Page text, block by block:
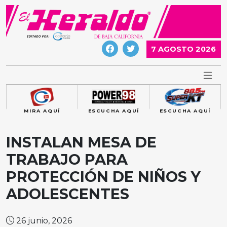
Skip
content
7 AGOSTO 2026
MIRA AQUÍ ESCUCHA AQUÍ ESCUCHA AQUÍ
INSTALAN MESA DE
TRABAJO PARA
PROTECCIÓN DE NIÑOS Y
ADOLESCENTES
26 junio, 2026